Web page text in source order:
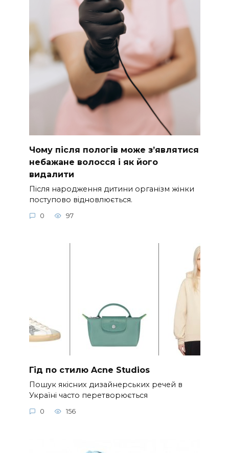
Чому після пологів може з’являтися
небажане волосся і як його
видалити
Після народження дитини організм жінки
поступово відновлюється.
0 97
Гід по стилю Acne Studios
Пошук якісних дизайнерських речей в
Україні часто перетворюється
0 156